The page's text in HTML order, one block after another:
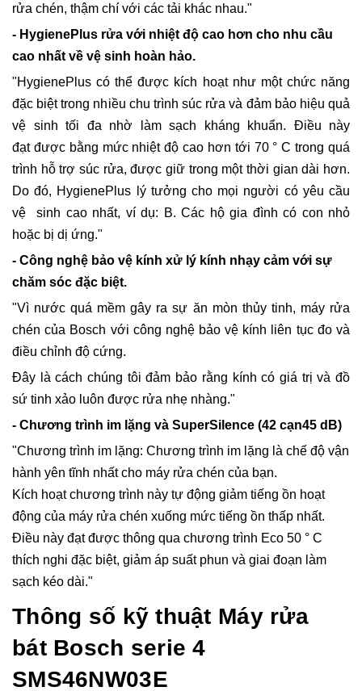
rửa chén, thậm chí với các tải khác nhau."
- HygienePlus rửa với nhiệt độ cao hơn cho nhu cầu
cao nhất về vệ sinh hoàn hảo.
"HygienePlus có thể được kích hoạt như một chức năng
đặc biệt trong nhiều chu trình súc rửa và đảm bảo hiệu quả
vệ sinh tối đa nhờ làm sạch kháng khuẩn. Điều này
đạt được bằng mức nhiệt độ cao hơn tới 70 ° C trong quá
trình hỗ trợ súc rửa, được giữ trong một thời gian dài hơn.
Do đó, HygienePlus lý tưởng cho mọi người có yêu cầu
vệ sinh cao nhất, ví dụ: B. Các hộ gia đình có con nhỏ
hoặc bị dị ứng."
- Công nghệ bảo vệ kính xử lý kính nhạy cảm với sự
chăm sóc đặc biệt.
"Vì nước quá mềm gây ra sự ăn mòn thủy tinh, máy rửa
chén của Bosch với công nghệ bảo vệ kính liên tục đo và
điều chỉnh độ cứng.
Đây là cách chúng tôi đảm bảo rằng kính có giá trị và đồ
sứ tinh xảo luôn được rửa nhẹ nhàng."
- Chương trình im lặng và SuperSilence (42 cạn45 dB)
"Chương trình im lặng: Chương trình im lặng là chế độ vận
hành yên tĩnh nhất cho máy rửa chén của bạn.
Kích hoạt chương trình này tự động giảm tiếng ồn hoạt
động của máy rửa chén xuống mức tiếng ồn thấp nhất.
Điều này đạt được thông qua chương trình Eco 50 ° C
thích nghi đặc biệt, giảm áp suất phun và giai đoạn làm
sạch kéo dài."
Thông số kỹ thuật Máy rửa
bát Bosch serie 4
SMS46NW03E